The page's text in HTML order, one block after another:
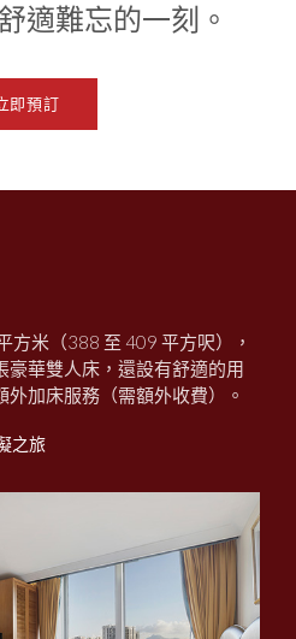
適難忘的一刻。
即預訂
方米（388 至 409 平方呎），
豪華雙人床，還設有舒適的用
加床服務（需額外收費）。
之旅